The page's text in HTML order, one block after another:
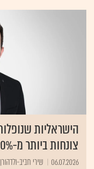
צונחות ביותר מ-50%
06.07.2026 שירי חביב-ולדהורן